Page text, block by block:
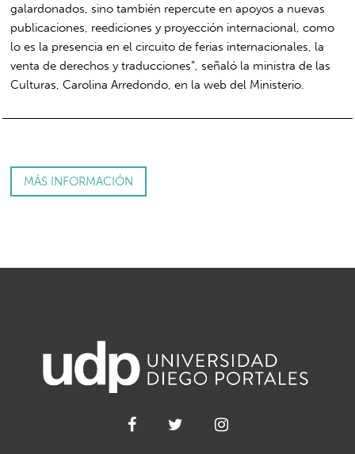
galardonados, sino también repercute en apoyos a nuevas
publicaciones, reediciones y proyección internacional, como
lo es la presencia en el circuito de ferias internacionales, la
venta de derechos y traducciones”, señaló la ministra de las
Culturas, Carolina Arredondo, en la web del Ministerio.
MÁS INFORMACIÓN